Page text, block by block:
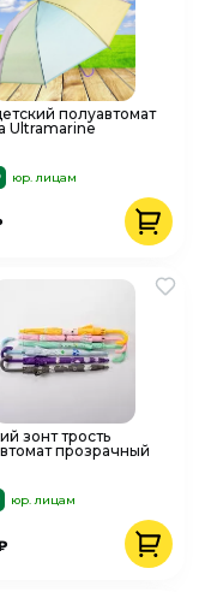
полуавтомат
Ultramarine
юр. лицам
зонт трость
прозрачный
юр. лицам